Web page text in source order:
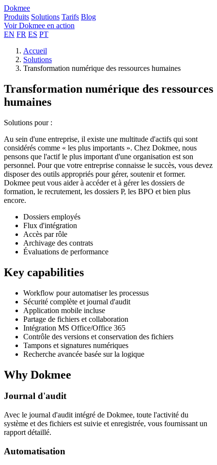
Dokmee
Produits Solutions Tarifs Blog
Voir Dokmee en action
EN FR ES PT
Accueil
Solutions
Transformation numérique des ressources humaines
Transformation numérique des ressources
humaines
Solutions pour :
Au sein d'une entreprise, il existe une multitude d'actifs qui sont
considérés comme « les plus importants ». Chez Dokmee, nous
pensons que l'actif le plus important d'une organisation est son
personnel. Pour que votre entreprise connaisse le succès, vous devez
disposer des outils appropriés pour gérer, soutenir et former.
Dokmee peut vous aider à accéder et à gérer les dossiers de
formation, le recrutement, les dossiers P, les BPO et bien plus
encore.
Dossiers employés
Flux d'intégration
Accès par rôle
Archivage des contrats
Évaluations de performance
Key capabilities
Workflow pour automatiser les processus
Sécurité complète et journal d'audit
Application mobile incluse
Partage de fichiers et collaboration
Intégration MS Office/Office 365
Contrôle des versions et conservation des fichiers
Tampons et signatures numériques
Recherche avancée basée sur la logique
Why Dokmee
Journal d'audit
Avec le journal d'audit intégré de Dokmee, toute l'activité du
système et des fichiers est suivie et enregistrée, vous fournissant un
rapport détaillé.
Automatisation